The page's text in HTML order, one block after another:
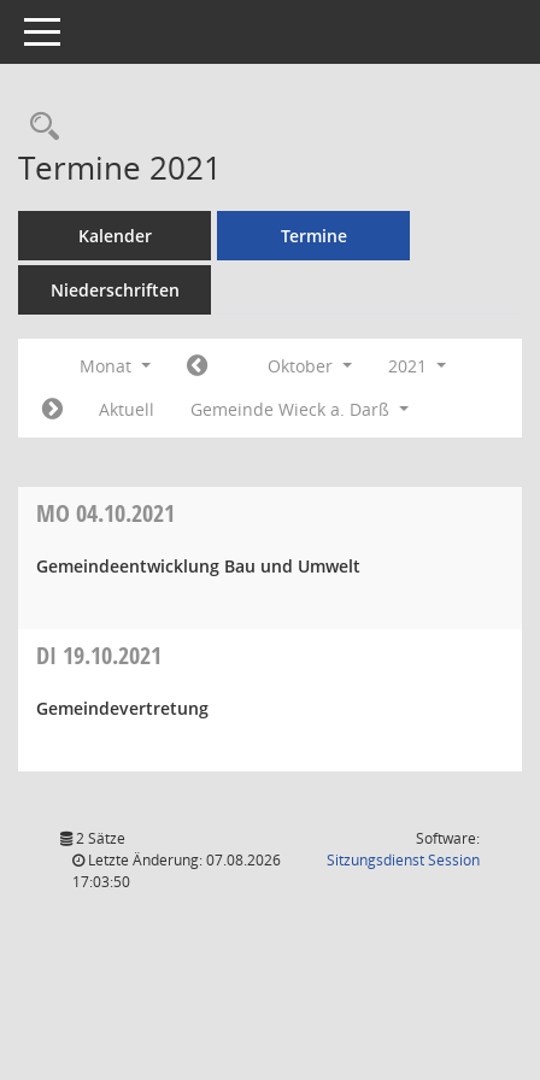
Toggle navigation
Rechercheauswahl
Termine 2021
Kalender Termine
Niederschriften
Monat Oktober
2021
Aktuell
Gemeinde Wieck a. Darß
MO 04.10.2021
Gemeindeentwicklung Bau und Umwelt
DI 19.10.2021
Gemeindevertretung
2 Sätze
Letzte Änderung: 07.08.2026
17:03:50
Software:
SitzungsdienstSession(Wird in